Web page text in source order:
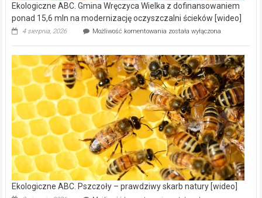
Ekologiczne ABC. Gmina Wręczyca Wielka z dofinansowaniem
ponad 15,6 mln na modernizację oczyszczalni ścieków [wideo]
4 sierpnia, 2026 Możliwość komentowania Ekologiczne
Wręczyca
Wielka
z
dofinansowaniem
ponad
15,6
mln
na
modernizację
oczyszczalni
ścieków
[wideo]
została wyłączona
Ekologiczne ABC. Pszczoły – prawdziwy skarb natury [wideo]